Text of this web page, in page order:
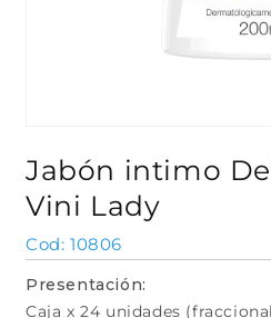
multimedia
1
en
una
modal
Jabón intimo
Vini Lady
SKU:
10806
Presentación:
Caja x 24 unidades